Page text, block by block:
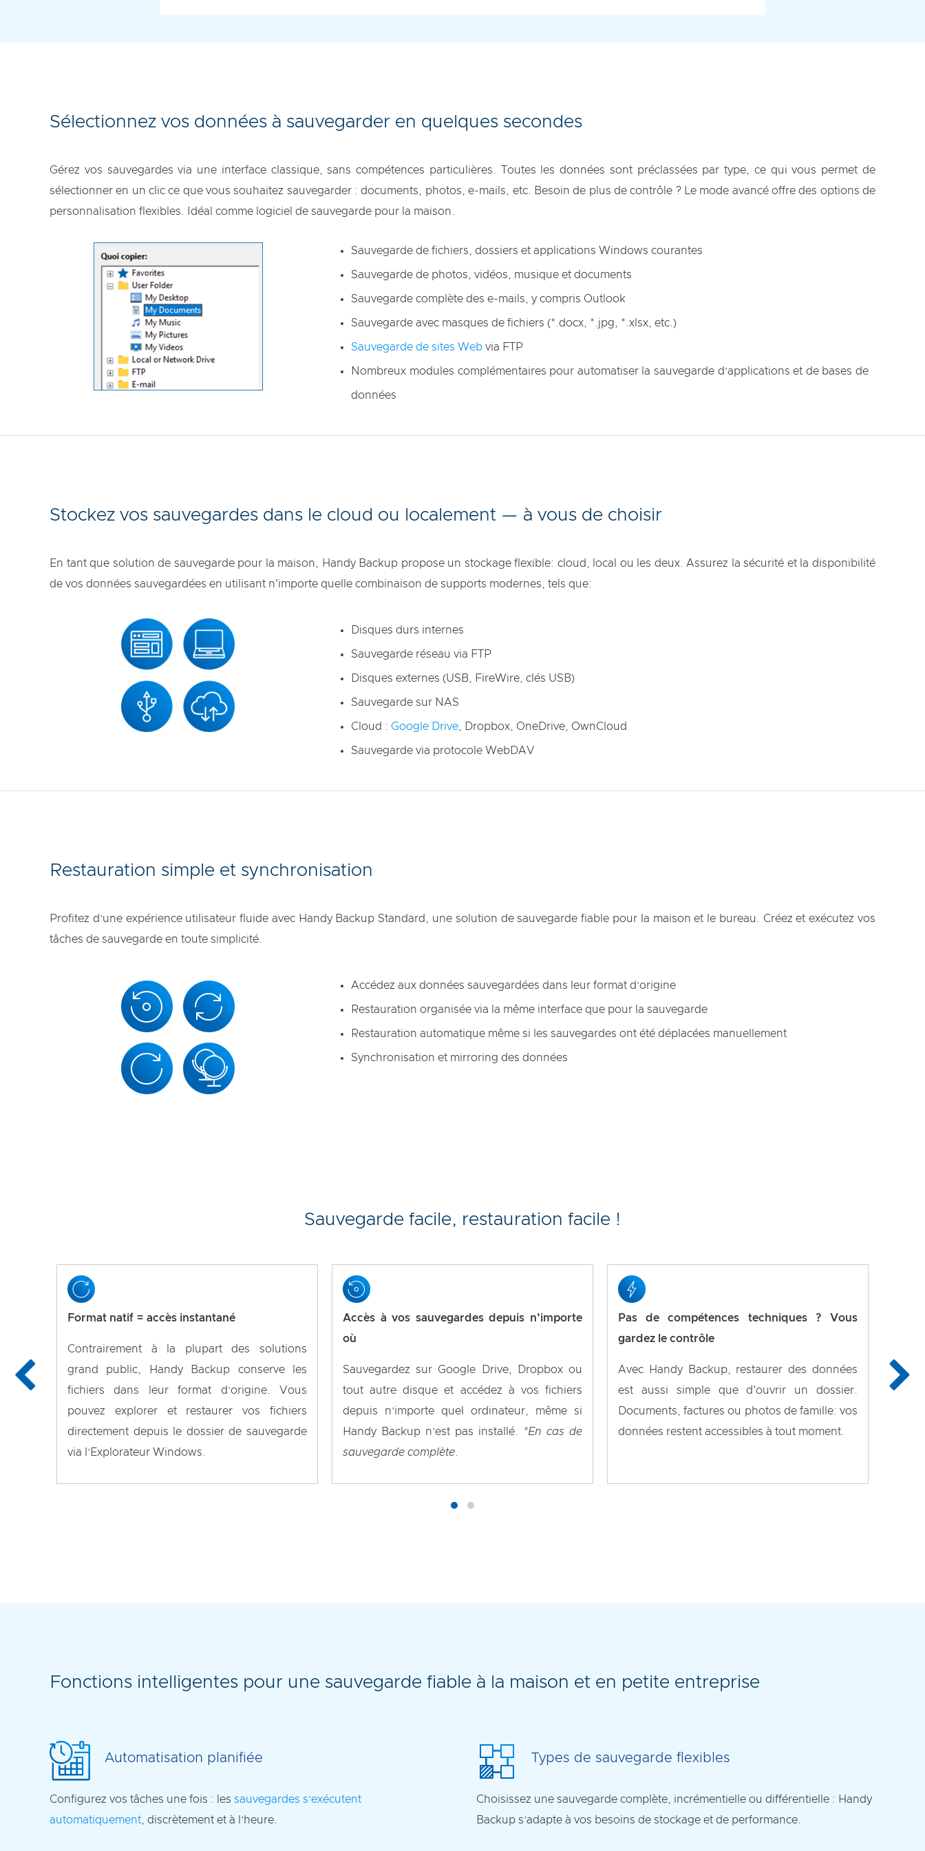
Sélectionnez vos données à sauvegarder en quelques secondes
Gérez vos sauvegardes via une interface classique, sans compétences particulières. Toutes les données sont préclassées par type, ce qui vous permet de
sélectionner en un clic ce que vous souhaitez sauvegarder : documents, photos, e-mails, etc. Besoin de plus de contrôle ? Le mode avancé offre des options de
personnalisation flexibles. Idéal comme logiciel de sauvegarde pour la maison.
Sauvegarde de fichiers, dossiers et applications Windows courantes
Sauvegarde de photos, vidéos, musique et documents
Sauvegarde complète des e-mails, y compris Outlook
Sauvegarde avec masques de fichiers (*.docx, *.jpg, *.xlsx, etc.)
Sauvegarde de sites Web via FTP
Nombreux modules complémentaires pour automatiser la sauvegarde d’applications et de bases de
données
Stockez vos sauvegardes dans le cloud ou localement — à vous de choisir
En tant que solution de sauvegarde pour la maison, Handy Backup propose un stockage flexible: cloud, local ou les deux. Assurez la sécurité et la disponibilité
de vos données sauvegardées en utilisant n'importe quelle combinaison de supports modernes, tels que:
Disques durs internes
Sauvegarde réseau via FTP
Disques externes (USB, FireWire, clés USB)
Sauvegarde sur NAS
Cloud : Google Drive , Dropbox, OneDrive, OwnCloud
Sauvegarde via protocole WebDAV
Restauration simple et synchronisation
Profitez d’une expérience utilisateur fluide avec Handy Backup Standard, une solution de sauvegarde fiable pour la maison et le bureau. Créez et exécutez vos
tâches de sauvegarde en toute simplicité.
Accédez aux données sauvegardées dans leur format d’origine
Restauration organisée via la même interface que pour la sauvegarde
Restauration automatique même si les sauvegardes ont été déplacées manuellement
Synchronisation et mirroring des données
Sauvegarde facile, restauration facile !
Format natif = accès instantané
Contrairement à la plupart des solutions
grand public, Handy Backup conserve les
fichiers dans leur format d’origine. Vous
pouvez explorer et restaurer vos fichiers
directement depuis le dossier de sauvegarde
via l’Explorateur Windows.
Accès à vos sauvegardes depuis n’importe
où
Sauvegardez sur Google Drive, Dropbox ou
tout autre disque et accédez à vos fichiers
depuis n’importe quel ordinateur, même si
Handy Backup n’est pas installé.
*En cas de
sauvegarde complète
Pas de compétences techniques ? Vous
gardez le contrôle
Avec Handy Backup, restaurer des données
est aussi simple que d'ouvrir un dossier.
Documents, factures ou photos de famille: vos
données restent accessibles à tout moment.
Fonctions intelligentes pour une sauvegarde fiable à la maison et en petite entreprise
Automatisation planifiée
Configurez vos tâches une fois : les sauvegardes s’exécutent
automatiquement , discrètement et à l’heure.
Types de sauvegarde flexibles
Choisissez une sauvegarde complète, incrémentielle ou différentielle : Handy
Backup s’adapte à vos besoins de stockage et de performance.